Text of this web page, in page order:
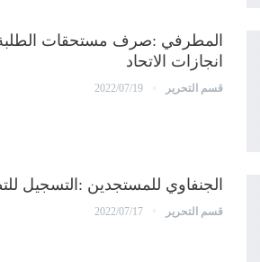
المطرفي :صرف مستحقات الطلبة
انجازات الاتحاد
قسم التحرير 2022/07/19
الجنفاوي للمستجدين :التسجيل
قسم التحرير 2022/07/17